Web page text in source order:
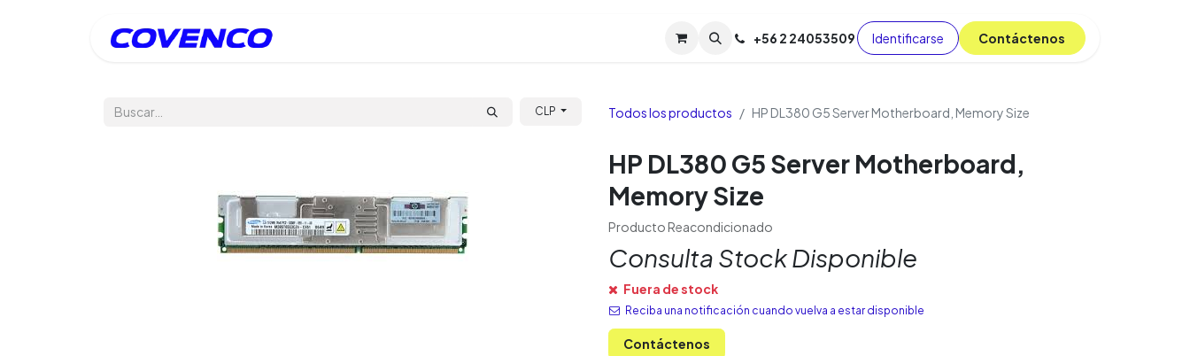
Soporte TPM (CL) Tienda Cursos Blog
+56 2 24053509 Identificarse C​​​​ont​​​​áct​​​​​​en​​​​​​os
CLP Todos los productos HP DL380 G5 Server Motherboard, Memory Size
HP DL380 G5 Server Motherboard,
Memory Size
Producto Reacondicionado
Consulta Stock Disponible
Fuera de stock
Reciba una notificación cuando vuelva a estar disponible
Contáctenos